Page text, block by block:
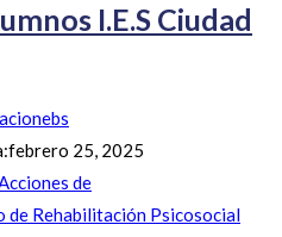
I.E.S Ciudad
febrero 25, 2025
de
de Rehabilitación Psicosocial